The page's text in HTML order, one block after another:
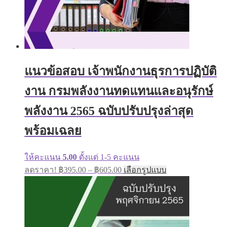
แนวข้อสอบ เจ้าพนักงานธุรการปฏิบัติ
งาน กรมพลังงานทดแทนและอนุรักษ์
พลังงาน 2565 ฉบับปรับปรุงล่าสุด
พร้อมเฉลย
ให้คะแนน 5.00 ตั้งแต่ 1-5 คะแนน
ลดราคา! ฿395.00 – ฿605.00Price
range:
฿395.00
through
฿605.00
เลือกรูปแบบ
product
has
multiple
variants.
options